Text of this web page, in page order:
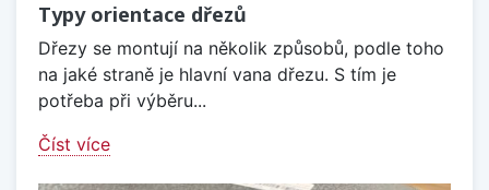
Typy orientace dřezů
Dřezy se montují na několik způsobů, podle toho
na jaké straně je hlavní vana dřezu. S tím je
potřeba při výběru...
Číst více